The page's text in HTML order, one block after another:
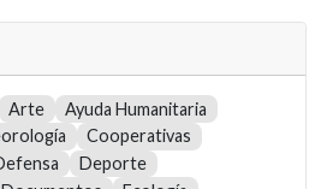
Arte
Ayuda Humanitaria
Cooperativas
Deporte